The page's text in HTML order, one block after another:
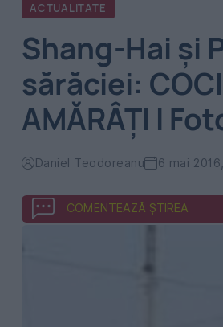
ACTUALITATE
Shang-Hai şi
sărăciei:
AMĂRÂŢI l
Daniel Teodoreanu 6 mai
COMENTEAZĂ ȘTIREA